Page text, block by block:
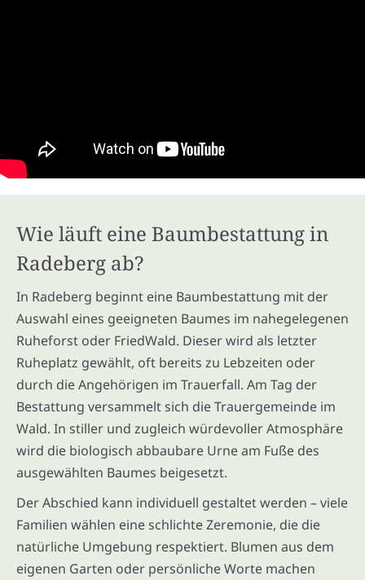
Wie läuft eine Baumbestattung in
Radeberg ab?
In Radeberg beginnt eine Baumbestattung mit der
Auswahl eines geeigneten Baumes im nahegelegenen
Ruheforst oder FriedWald. Dieser wird als letzter
Ruheplatz gewählt, oft bereits zu Lebzeiten oder
durch die Angehörigen im Trauerfall. Am Tag der
Bestattung versammelt sich die Trauergemeinde im
Wald. In stiller und zugleich würdevoller Atmosphäre
wird die biologisch abbaubare Urne am Fuße des
ausgewählten Baumes beigesetzt.
Der Abschied kann individuell gestaltet werden – viele
Familien wählen eine schlichte Zeremonie, die die
natürliche Umgebung respektiert. Blumen aus dem
eigenen Garten oder persönliche Worte machen